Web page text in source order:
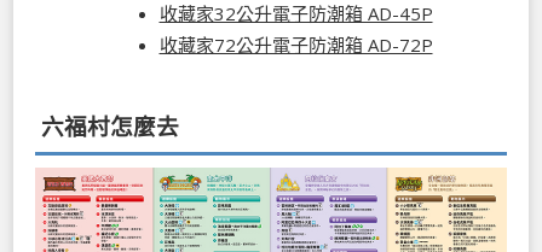
收藏家32公升電子防潮箱 AD-45P
收藏家72公升電子防潮箱 AD-72P
六福村怎麼去